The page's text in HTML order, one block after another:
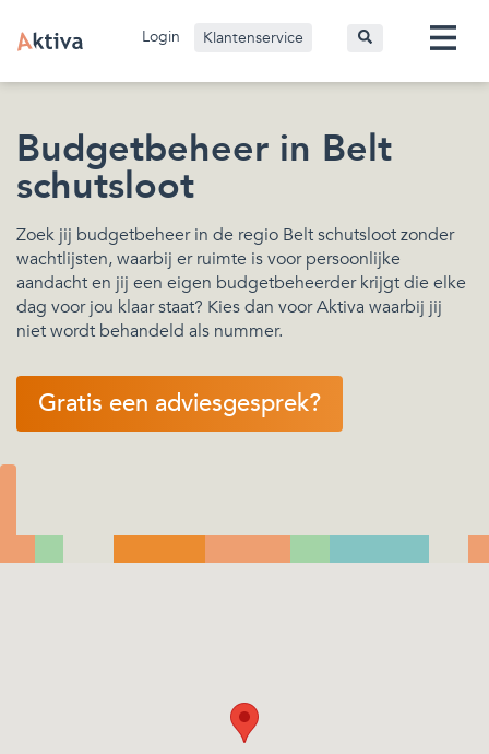
Login Klantenservice
Budgetbeheer in Belt
schutsloot
Zoek jij budgetbeheer in de regio Belt schutsloot zonder
wachtlijsten, waarbij er ruimte is voor persoonlijke
aandacht en jij een eigen budgetbeheerder krijgt die elke
dag voor jou klaar staat? Kies dan voor Aktiva waarbij jij
niet wordt behandeld als nummer.
Gratis een adviesgesprek?